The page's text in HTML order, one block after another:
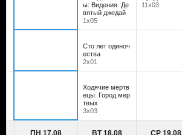
ы: Видения. Де
вятый джедай
1х05
11х03
Сто лет одиноч
ества
2х01
Ходячие мертв
ецы: Город мер
твых
3х03